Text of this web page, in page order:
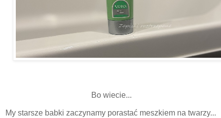
Bo wiecie...
My starsze babki zaczynamy porastać meszkiem na twarzy...